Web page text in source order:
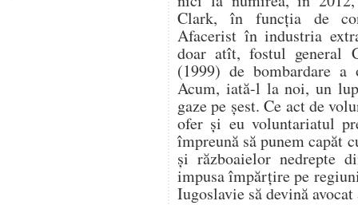
Clark, în funcţia de
Afacerist în industria
doar atît, fostul general
(1999) de bombardare
Acum, iată-l la noi, un
gaze pe şest. Ce act de
ofer şi eu voluntariatul
împreună să punem capăt
şi războaielor nedrepte
impusa împărţire pe
Iugoslavie să devină